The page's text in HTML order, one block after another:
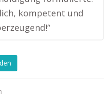
kompetent und